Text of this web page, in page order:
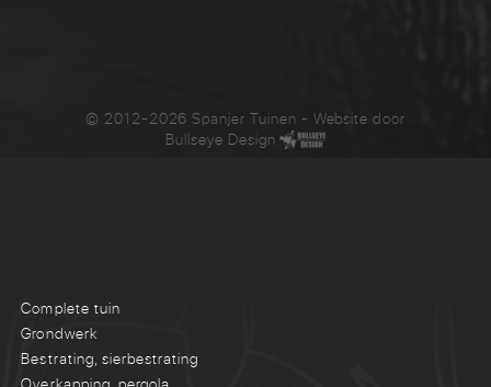
© 2012-2026 Spanjer Tuinen - Website door
Bullseye Design
Complete tuin
Grondwerk
Bestrating, sierbestrating